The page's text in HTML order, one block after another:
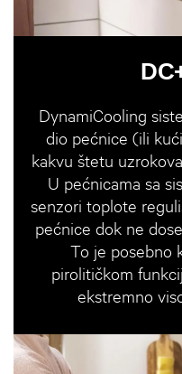
DynamiCooling
dio pećnice (ili
kakvu štetu
U pećnicama sa
senzori toplote
pećnice dok ne
To je posebno
pirolitičkom
ekstremno